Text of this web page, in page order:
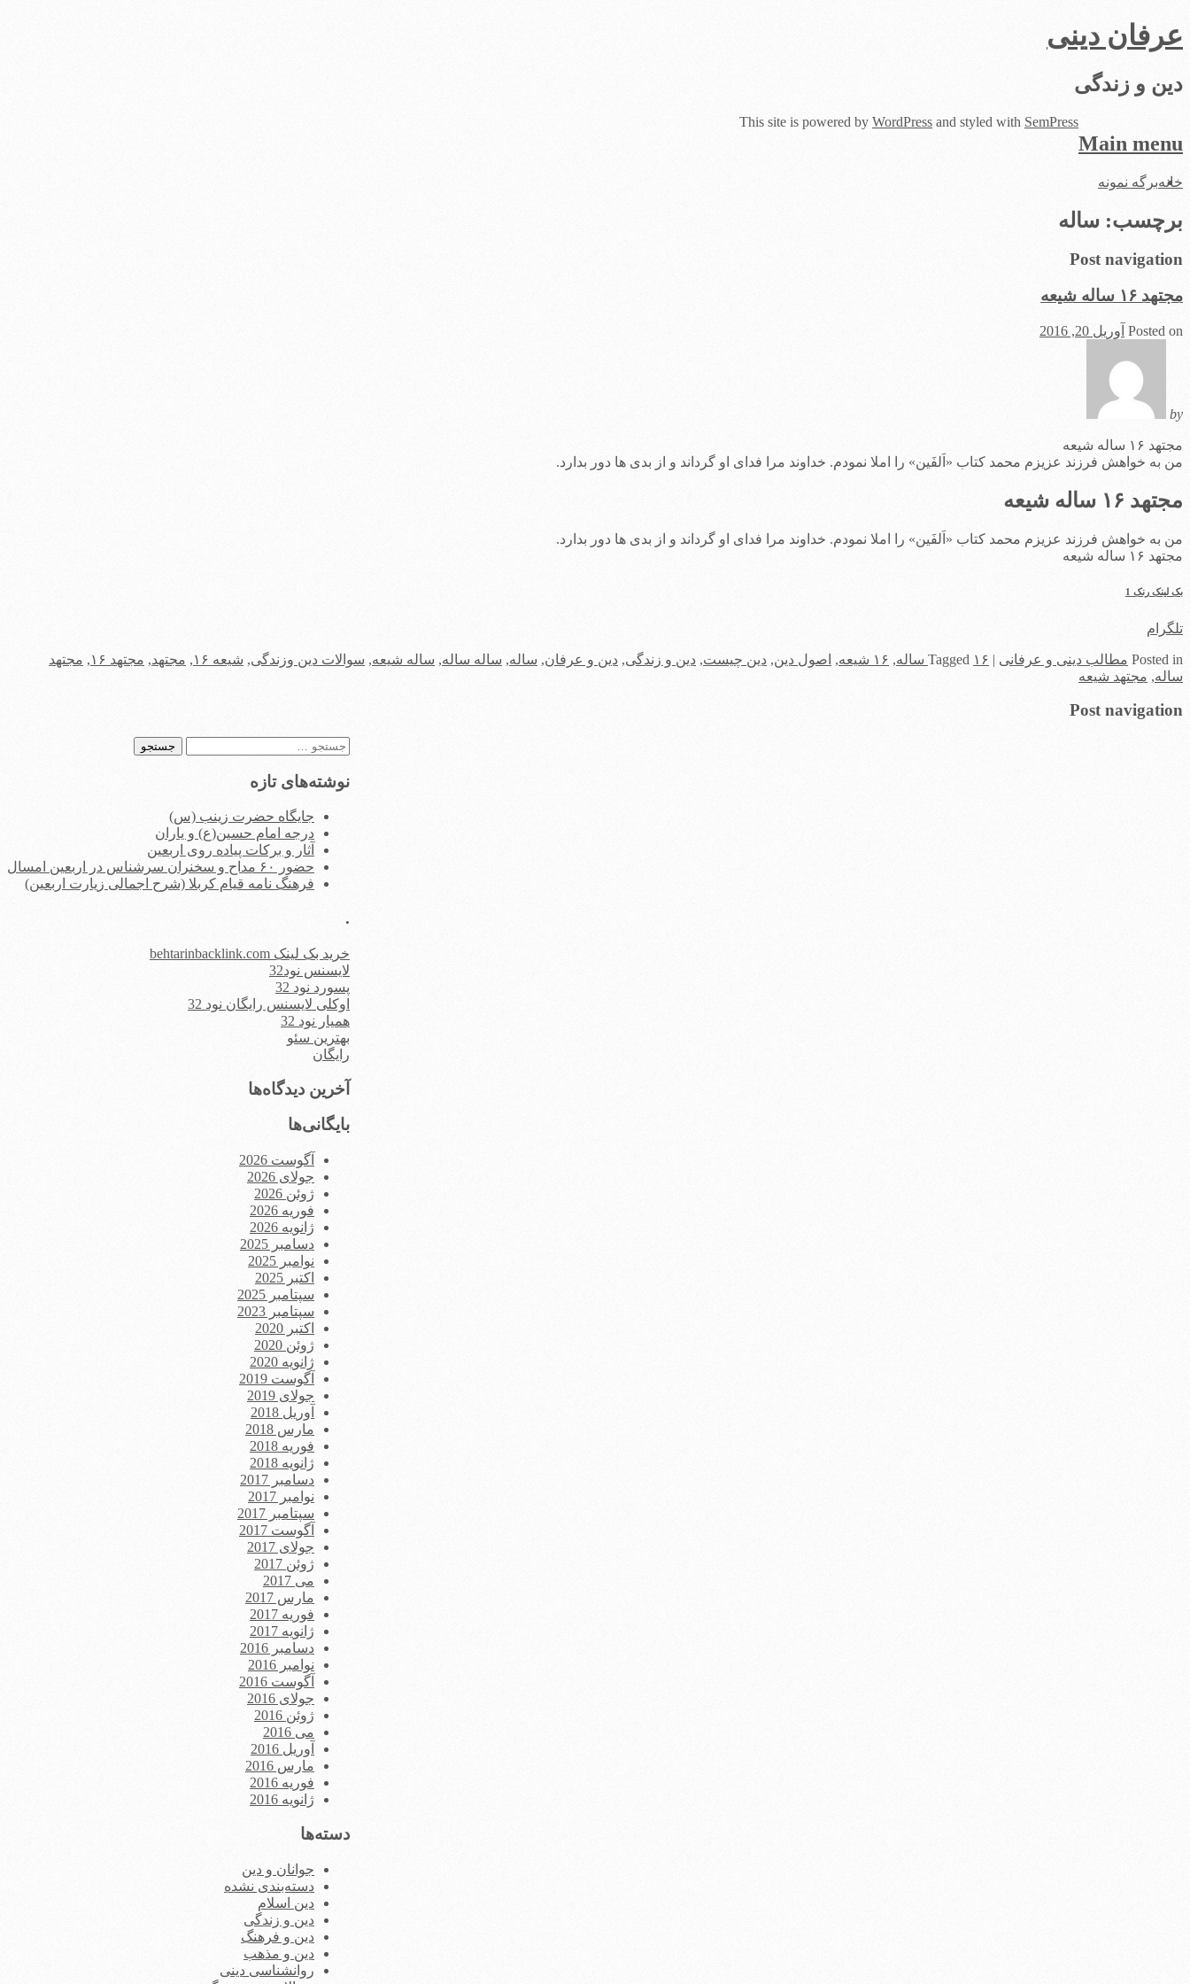
عرفان دینی
دین و زندگی
Main menu
Skip
خانهبرگه نمونه
برچسب: ساله
Post navigation
مجتهد ۱۶ ساله شیعه
Posted on آوریل 20, 2016
by
مجتهد ۱۶ ساله شیعه
من به خواهش فرزند عزیزم محمد کتاب «اَلفَین» را املا نمودم. خداوند مرا فدای او گرداند و از بدی ‌ها دور بدارد.
مجتهد ۱۶ ساله شیعه
من به خواهش فرزند عزیزم محمد کتاب «اَلفَین» را املا نمودم. خداوند مرا فدای او گرداند و از بدی ‌ها دور بدارد.
مجتهد ۱۶ ساله شیعه
بک لینک رنک 1
تلگرام
Posted in مطالب دینی و عرفانی |
Tagged ۱۶ ساله , ۱۶ شیعه , اصول دین, دین چیست, دین و زندگی, دین و عرفان, ساله, ساله ساله, ساله شیعه, سوالات دین وزندگی, شیعه ۱۶ , مجتهد, مجتهد ۱۶ , مجتهد
ساله, مجتهد شیعه
Post navigation
جستجو
نوشته‌های تازه
جایگاه حضرت زینب (س)
درجه امام حسین(ع) و یاران
آثار و برکات پیاده روی اربعین
حضور ۶۰ مداح و سخنران سرشناس در اربعین امسال
فرهنگ نامه قیام کربلا (شرح اجمالی زیارت اربعین)
.
خرید بک لینک behtarinbacklink.com
لایسنس نود32
پسورد نود 32
اوکلی لایسنس رایگان نود 32
همیار نود 32
بهترین سئو
رایگان
آخرین دیدگاه‌ها
بایگانی‌ها
آگوست 2026
جولای 2026
ژوئن 2026
فوریه 2026
ژانویه 2026
دسامبر 2025
نوامبر 2025
اکتبر 2025
سپتامبر 2025
سپتامبر 2023
اکتبر 2020
ژوئن 2020
ژانویه 2020
آگوست 2019
جولای 2019
آوریل 2018
مارس 2018
فوریه 2018
ژانویه 2018
دسامبر 2017
نوامبر 2017
سپتامبر 2017
آگوست 2017
جولای 2017
ژوئن 2017
می 2017
مارس 2017
فوریه 2017
ژانویه 2017
دسامبر 2016
نوامبر 2016
آگوست 2016
جولای 2016
ژوئن 2016
می 2016
آوریل 2016
مارس 2016
فوریه 2016
ژانویه 2016
دسته‌ها
جوانان و دین
دسته‌بندی نشده
دین اسلام
دین و زندگی
دین و فرهنگ
دین و مذهب
روانشناسی دینی
This site is powered by WordPress and styled with SemPress